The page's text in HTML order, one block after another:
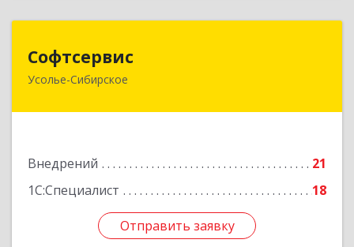
Софтсервис
Усолье-Сибирское
Внедрений
21
1С:Специалист
18
Отправить заявку
665451, Иркутская обл, Усолье-Сибирское г,
Отправить заявку